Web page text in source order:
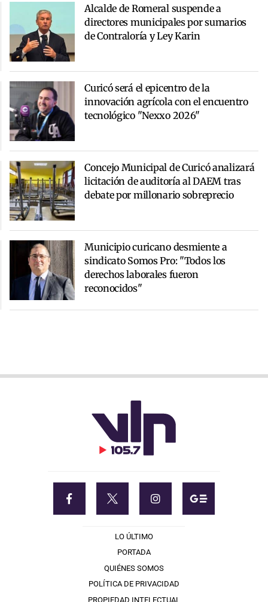
Alcalde de Romeral suspende a
directores municipales por sumarios
de Contraloría y Ley Karin
Curicó será el epicentro de la
innovación agrícola con el encuentro
tecnológico "Nexxo 2026"
Concejo Municipal de Curicó analizará
licitación de auditoría al DAEM tras
debate por millonario sobreprecio
Municipio curicano desmiente a
sindicato Somos Pro: "Todos los
derechos laborales fueron
reconocidos"
LO ÚLTIMO
PORTADA
QUIÉNES SOMOS
POLÍTICA DE PRIVACIDAD
PROPIEDAD INTELECTUAL